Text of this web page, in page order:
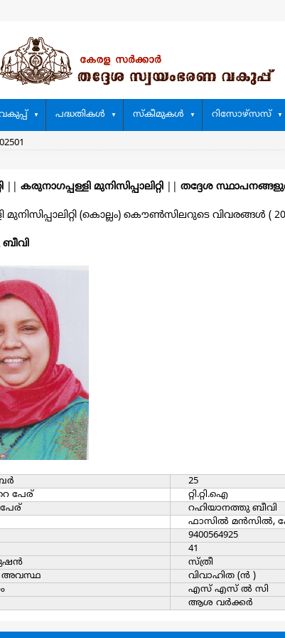
പദ്ധതികള്‍ സ്കീമുകള്‍ റിസോഴ്സസ്
കരുനാഗപ്പള്ളി മുനിസിപ്പാലിറ്റി തദ്ദേശ
മുനിസിപ്പാലിറ്റി (കൊല്ലം) കൌൺസിലറുടെ വിവരങ്ങള്‍ (
25
പേര്
റ്റി.റ്റി.ഐ
റഹിയാനത്തു ബീവി
ഫാസിൽ മൻസിൽ,
9400564925
41
സ്ത്രീ
അവസ്ഥ
വിവാഹിത (ന്‍ )
എസ് എസ് ൽ സി
ആശ വർക്കർ